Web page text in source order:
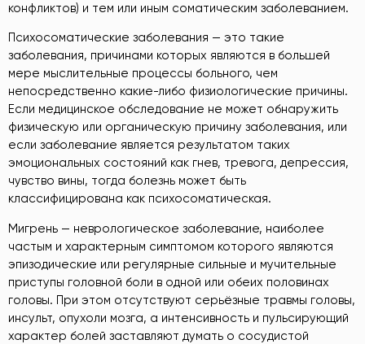
конфликтов) и тем или иным соматическим заболеванием.
Психосоматические заболевания — это такие
заболевания, причинами которых являются в большей
мере мыслительные процессы больного, чем
непосредственно какие-либо физиологические причины.
Если медицинское обследование не может обнаружить
физическую или органическую причину заболевания, или
если заболевание является результатом таких
эмоциональных состояний как гнев, тревога, депрессия,
чувство вины, тогда болезнь может быть
классифицирована как психосоматическая.
Мигрень — неврологическое заболевание, наиболее
частым и характерным симптомом которого являются
эпизодические или регулярные сильные и мучительные
приступы головной боли в одной или обеих половинах
головы. При этом отсутствуют серьёзные травмы головы,
инсульт, опухоли мозга, а интенсивность и пульсирующий
характер болей заставляют думать о сосудистой